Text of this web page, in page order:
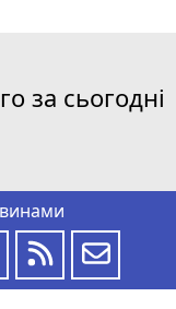
за сьогодні